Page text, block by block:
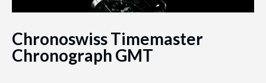
Chronoswiss Timemaster
Chronograph GMT